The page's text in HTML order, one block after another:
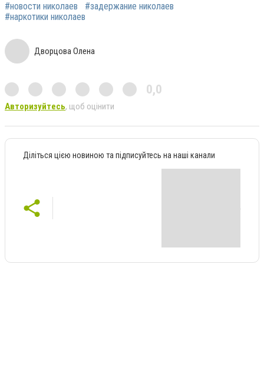
#новости николаев
#задержание николаев
#наркотики николаев
Дворцова Олена
0,0
Авторизуйтесь, щоб оцінити
Діліться цією новиною та підписуйтесь на наші канали